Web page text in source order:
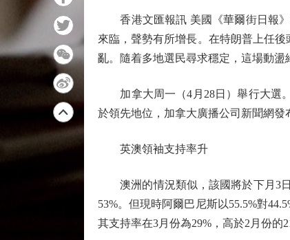
香港文匯報訊 美國《華爾街日報》
來臨，聲勢有所增長。在特朗普上任
亂。隨着多地選民尋求穩定，這場動盪
加拿大周一（4月28日）舉行大選。
於領先地位，加拿大廣播公司新聞網發
英澳領袖支持率升
澳洲的情況類似，該國將於下月3日
53%。但現時阿爾巴尼斯以55.5%對
其支持率在3月份為29%，高於2月份的